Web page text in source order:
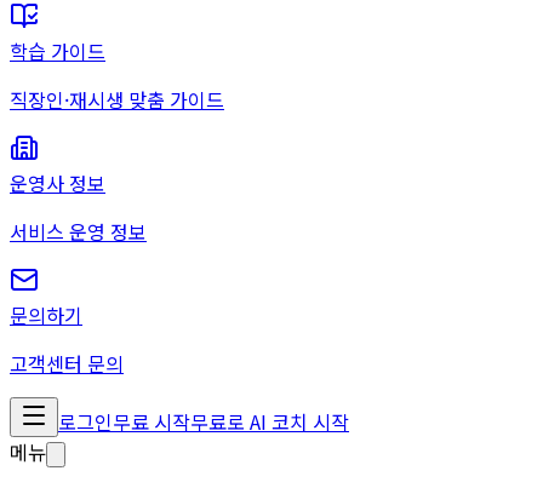
학습 가이드
직장인·재시생 맞춤 가이드
운영사 정보
서비스 운영 정보
문의하기
고객센터 문의
로그인무료 시작무료로 AI 코치 시작
메뉴